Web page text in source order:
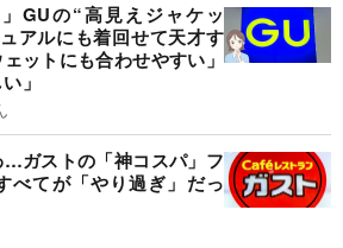
GUの“高見えジャケッ
アルにも着回せて天才す
ットにも合わせやすい」
」
ガストの「神コスパ」フ
べてが「やり過ぎ」だっ